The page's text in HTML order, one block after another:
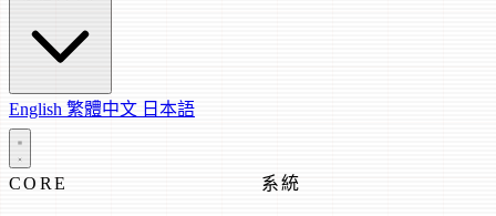
English 繁體中文 日本語
CORE 系統